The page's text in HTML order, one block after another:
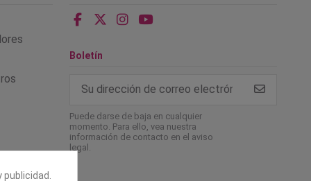
Boletín
Puede darse de baja en cualquier
momento. Para ello, vea nuestra
información de contacto en el aviso
legal.
publicidad.